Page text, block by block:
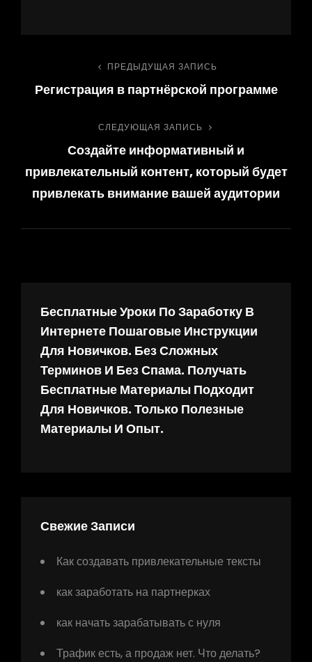
Навигация
записям
Предыдущая
запись
ПРЕДЫДУЩАЯ ЗАПИСЬ
Регистрация в партнёрской программе
Следующая
запись
СЛЕДУЮЩАЯ ЗАПИСЬ
Создайте информативный и
привлекательный контент, который будет
привлекать внимание вашей аудитории
Бесплатные Уроки По Заработку В
Интернете Пошаговые Инструкции
Для Новичков. Без Сложных
Терминов И Без Спама. Получать
Бесплатные Материалы Подходит
Для Новичков. Только Полезные
Материалы И Опыт.
Свежие Записи
Как создавать привлекательные тексты
как заработать на партнерках
как начать зарабатывать с нуля
Трафик есть, а продаж нет. Что делать?